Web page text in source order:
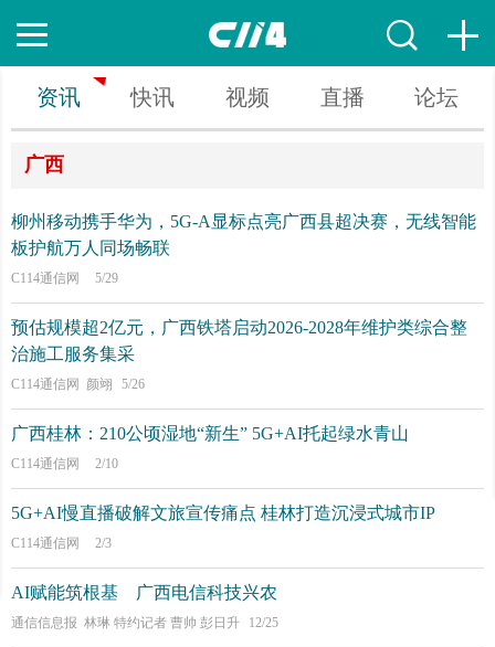
资讯 快讯 视频 直播 论坛
广西
柳州移动携手华为，5G-A显标点亮广西县超决赛，无线智能
板护航万人同场畅联
C114通信网 5/29
预估规模超2亿元，广西铁塔启动2026-2028年维护类综合整
治施工服务集采
C114通信网 颜翊 5/26
广西桂林：210公顷湿地“新生” 5G+AI托起绿水青山
C114通信网 2/10
5G+AI慢直播破解文旅宣传痛点 桂林打造沉浸式城市IP
C114通信网 2/3
AI赋能筑根基 广西电信科技兴农
通信信息报 林琳 特约记者 曹帅 彭日升 12/25